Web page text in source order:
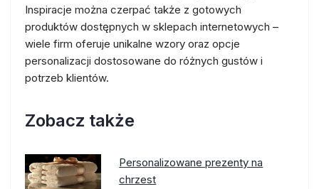
Inspiracje można czerpać także z gotowych
produktów dostępnych w sklepach internetowych –
wiele firm oferuje unikalne wzory oraz opcje
personalizacji dostosowane do różnych gustów i
potrzeb klientów.
Zobacz także
Personalizowane prezenty na
chrzest